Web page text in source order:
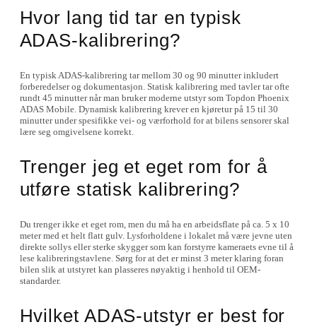
Hvor lang tid tar en typisk
ADAS-kalibrering?
En typisk ADAS-kalibrering tar mellom 30 og 90 minutter inkludert
forberedelser og dokumentasjon. Statisk kalibrering med tavler tar ofte
rundt 45 minutter når man bruker moderne utstyr som Topdon Phoenix
ADAS Mobile. Dynamisk kalibrering krever en kjøretur på 15 til 30
minutter under spesifikke vei- og værforhold for at bilens sensorer skal
lære seg omgivelsene korrekt.
Trenger jeg et eget rom for å
utføre statisk kalibrering?
Du trenger ikke et eget rom, men du må ha en arbeidsflate på ca. 5 x 10
meter med et helt flatt gulv. Lysforholdene i lokalet må være jevne uten
direkte sollys eller sterke skygger som kan forstyrre kameraets evne til å
lese kalibreringstavlene. Sørg for at det er minst 3 meter klaring foran
bilen slik at utstyret kan plasseres nøyaktig i henhold til OEM-
standarder.
Hvilket ADAS-utstyr er best for